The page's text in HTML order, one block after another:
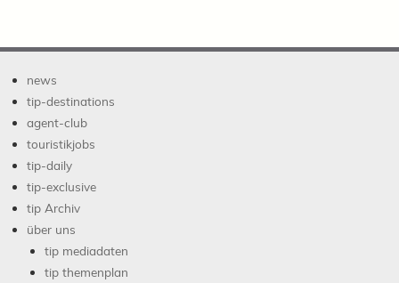
news
tip-destinations
agent-club
touristikjobs
tip-daily
tip-exclusive
tip Archiv
über uns
tip mediadaten
tip themenplan